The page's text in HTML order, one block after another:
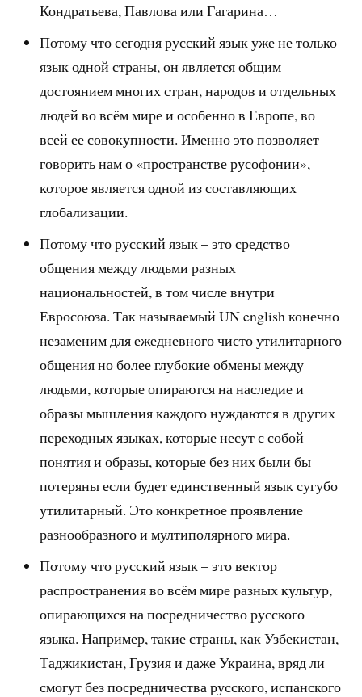
Кондратьева, Павлова или Гагарина…
Потому что сегодня русский язык уже не только
язык одной страны, он является общим
достоянием многих стран, народов и отдельных
людей во всём мире и особенно в Европе, во
всей ее совокупности. Именно это позволяет
говорить нам о «пространстве русофонии»,
которое является одной из составляющих
глобализации.
Потому что русский язык – это средство
общения между людьми разных
национальностей, в том числе внутри
Евросоюза. Так называемый UN english конечно
незаменим для ежедневного чисто утилитарного
общения но более глубокие обмены между
людьми, которые опираются на наследие и
образы мышления каждого нуждаются в других
переходных языках, которые несут с собой
понятия и образы, которые без них были бы
потеряны если будет единственный язык сугубо
утилитарный. Это конкретное проявление
разнообразного и мултиполярного мира.
Потому что русский язык – это вектор
распространения во всём мире разных культур,
опирающихся на посредничество русского
языка. Например, такие страны, как Узбекистан,
Таджикистан, Грузия и даже Украина, вряд ли
смогут без посредничества русского, испанского